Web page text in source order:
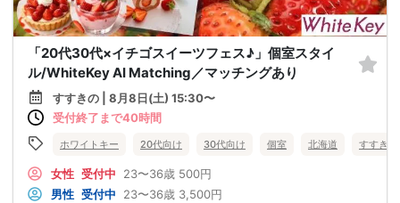
「20代30代×イチゴスイーツフェス♪」個室スタイ
ル/WhiteKey AI Matching／マッチングあり
すすきの | 8月8日(土) 15:30〜
受付終了まで40時間
ホワイトキー 20代向け 30代向け 個室 北海道 すすきの
女性 受付中 23〜36歳 500円
男性 受付中 23〜36歳 3,500円